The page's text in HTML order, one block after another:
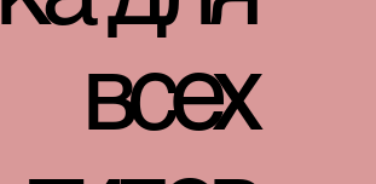
всех